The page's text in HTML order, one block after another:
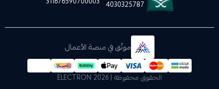
4030325787
موثّق في منصة الأعمال
الحقوق محفوظة | 2026 ELECTRON